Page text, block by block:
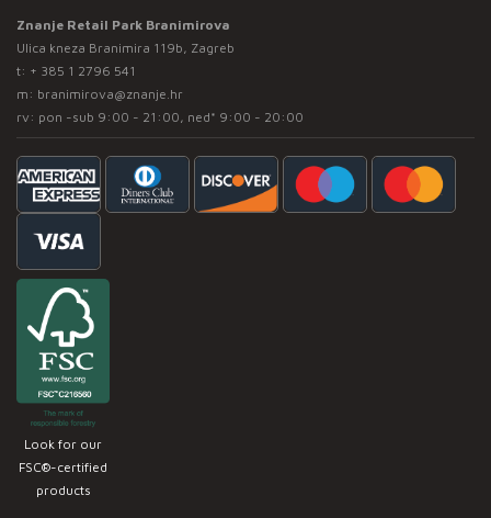
Znanje Retail Park Branimirova
Ulica kneza Branimira 119b, Zagreb
t: + 385 1 2796 541
m: branimirova@znanje.hr
rv: pon -sub 9:00 - 21:00, ned* 9:00 - 20:00
Look for our
FSC®-certified
products